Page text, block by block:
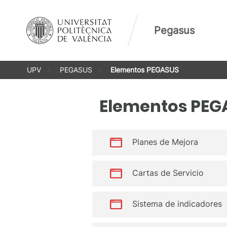
contenido
Pegasus
UPV PEGASUS Elementos PEGASUS
Elementos
Planes de Mejora
Cartas de Servicio
Sistema de indicadores